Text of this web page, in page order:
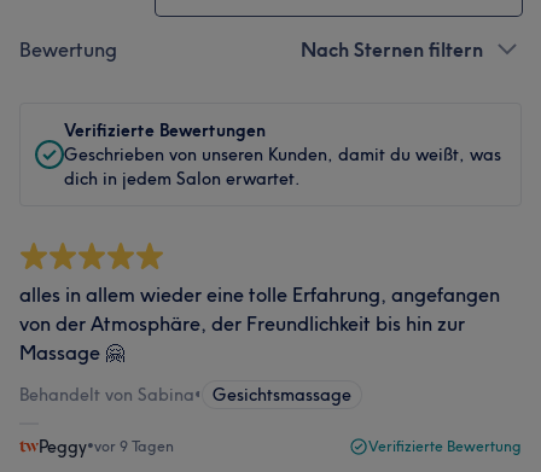
Bewertung Nach Sternen filtern
Verifizierte Bewertungen
Geschrieben von unseren Kunden, damit du weißt, was
dich in jedem Salon erwartet.
alles in allem wieder eine tolle Erfahrung, angefangen
von der Atmosphäre, der Freundlichkeit bis hin zur
Massage 🤗
Behandelt von Sabina• Gesichtsmassage
Peggy•vor 9 Tagen Verifizierte Bewertung